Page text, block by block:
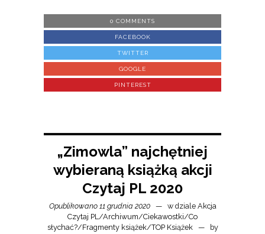
0 COMMENTS
FACEBOOK
TWITTER
GOOGLE
PINTEREST
„Zimowla” najchętniej
wybieraną książką akcji
Czytaj PL 2020
Opublikowano 11 grudnia 2020 w dziale Akcja
Czytaj PL/Archiwum/Ciekawostki/Co
słychać?/Fragmenty książek/TOP Książek
by